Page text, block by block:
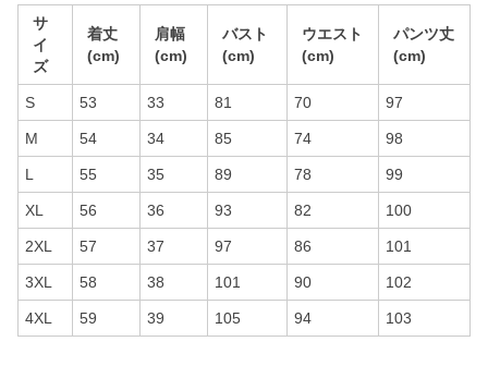
サ
イ
ズ
着丈
(cm)
肩幅
(cm)
バスト
(cm)
ウエスト
(cm)
パンツ丈
(cm)
S 53 33 81 70 97
M 54 34 85 74 98
L 55 35 89 78 99
XL 56 36 93 82 100
2XL 57 37 97 86 101
3XL 58 38 101 90 102
4XL 59 39 105 94 103